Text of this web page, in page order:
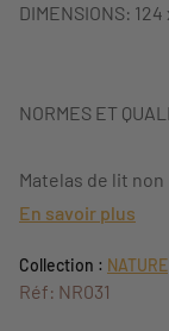
DIMENSIONS: 124
NORMES ET
Matelas de lit non
En savoir plus
Collection : NATURE
Réf: NR031